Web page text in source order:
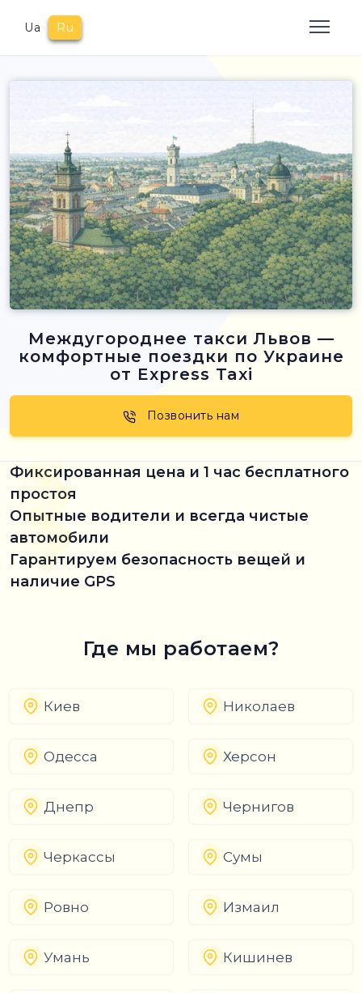
Ua Ru
Междугороднее такси Львов —
комфортные поездки по Украине
от Express Taxi
Позвонить нам
Фиксированная цена и 1 час бесплатного
простоя
Опытные водители и всегда чистые
автомобили
Гарантируем безопасность вещей и
наличие GPS
Где мы работаем?
Киев Николаев
Одесса Херсон
Днепр Чернигов
Черкассы Сумы
Ровно Измаил
Умань Кишинев